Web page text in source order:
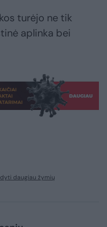
turėjo ne tik
aplinka bei
daugiau žymių